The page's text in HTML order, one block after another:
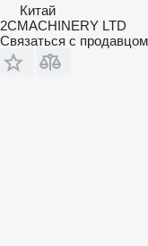
Китай
2CMACHINERY LTD
Связаться с продавцом